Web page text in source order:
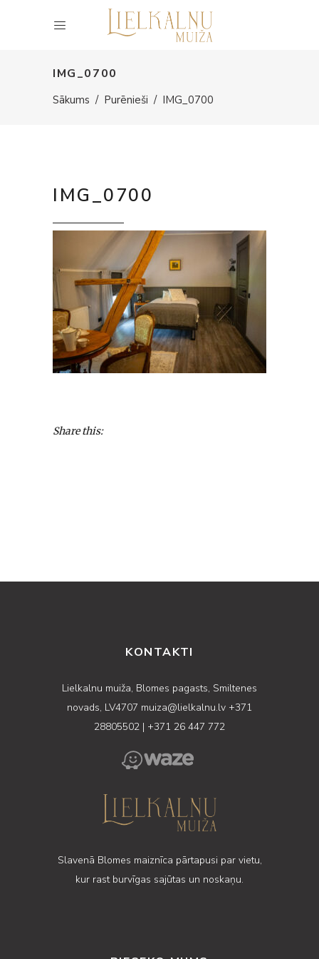
IMG_0700
Sākums / Purēnieši / IMG_0700
IMG_0700
Share this:
KONTAKTI
Lielkalnu muiža, Blomes pagasts, Smiltenes
novads, LV4707 muiza@lielkalnu.lv +371
28805502 | +371 26 447 772
Slavenā Blomes maiznīca pārtapusi par vietu,
kur rast burvīgas sajūtas un noskaņu.